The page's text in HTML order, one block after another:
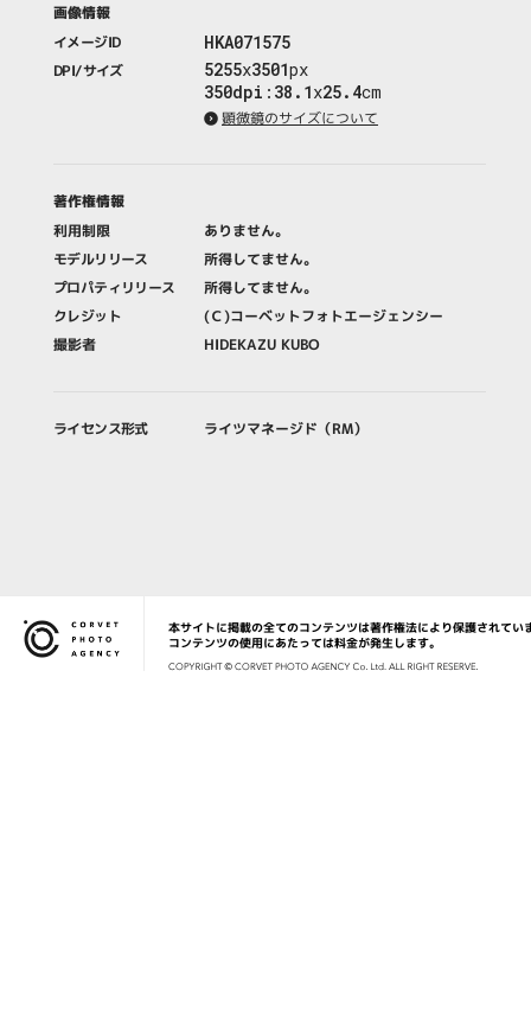
画像情報
イメージID
HKA071575
DPI/サイズ 5255x3501px
350dpi : 38.1x25.4cm
顕微鏡のサイズについて
著作権情報
利用制限
ありません。
モデルリリース
所得してません。
プロパティリリース
所得してません。
クレジット
(Ｃ)コーベットフォトエージェンシー
撮影者
HIDEKAZU KUBO
ライセンス形式 ライツマネージド（RM）
Corvet Photo Agency
本サイトに掲載の全てのコンテンツは著作権法により保護されてい
コンテンツの使用にあたっては料金が発生します。